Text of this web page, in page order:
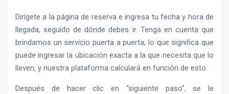
Dirígete a la página de reserva e ingresa tu fecha y hora de
llegada, seguido de dónde debes ir. Tenga en cuenta que
brindamos un servicio puerta a puerta, lo que significa que
puede ingresar la ubicación exacta a la que necesita que lo
lleven, y nuestra plataforma calculará en función de esto.
Después de hacer clic en “siguiente paso”, se le